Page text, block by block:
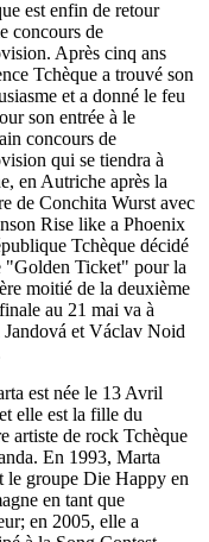
est enfin de retour
concours de
Après cinq ans
Tchèque a trouvé son
et a donné le feu
son entrée à le
concours de
qui se tiendra à
en Autriche après la
de Conchita Wurst avec
Rise like a Phoenix
Tchèque décidé
"Golden Ticket" pour la
moitié de la deuxième
au 21 mai va à
Jandová et Václav Noid
est née le 13 Avril
elle est la fille du
artiste de rock Tchèque
En 1993, Marta
le groupe Die Happy en
en tant que
en 2005, elle a